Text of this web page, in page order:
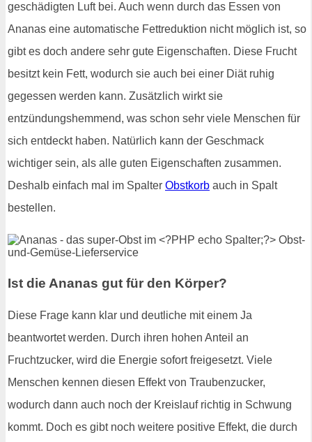
geschädigten Luft bei. Auch wenn durch das Essen von
Ananas eine automatische Fettreduktion nicht möglich ist, so
gibt es doch andere sehr gute Eigenschaften. Diese Frucht
besitzt kein Fett, wodurch sie auch bei einer Diät ruhig
gegessen werden kann. Zusätzlich wirkt sie
entzündungshemmend, was schon sehr viele Menschen für
sich entdeckt haben. Natürlich kann der Geschmack
wichtiger sein, als alle guten Eigenschaften zusammen.
Deshalb einfach mal im Spalter Obstkorb auch in Spalt
bestellen.
Ist die Ananas gut für den Körper?
Diese Frage kann klar und deutliche mit einem Ja
beantwortet werden. Durch ihren hohen Anteil an
Fruchtzucker, wird die Energie sofort freigesetzt. Viele
Menschen kennen diesen Effekt von Traubenzucker,
wodurch dann auch noch der Kreislauf richtig in Schwung
kommt. Doch es gibt noch weitere positive Effekt, die durch